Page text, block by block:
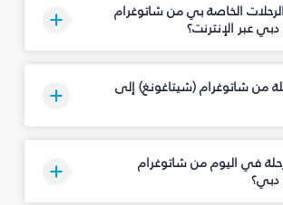
الخاصة بي من شاتوغرام
عبر الإنترنت؟
من شاتوغرام (شيتاغونغ) إلى
في اليوم من شاتوغرام
دبي؟